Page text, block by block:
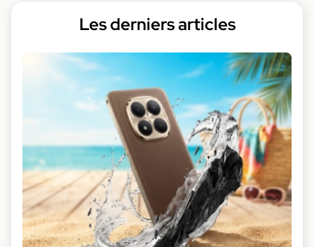
Les derniers articles